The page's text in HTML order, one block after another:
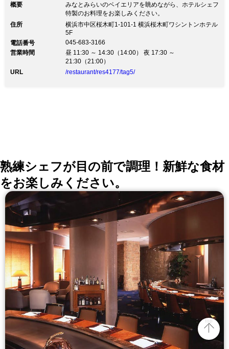
概要
みなとみらいのベイエリアを眺めながら、ホテルシェフ
特製のお料理をお楽しみください。
住所
横浜市中区桜木町1-101-1 横浜桜木町ワシントンホテル
5F
電話番号
045-683-3166
営業時間
昼 11:30 ～ 14:30（14:00） 夜 17:30 ～
21:30（21:00）
URL
/restaurant/res4177/tag5/
熟練シェフが目の前で調理！新鮮な食材
をお楽しみください。
top